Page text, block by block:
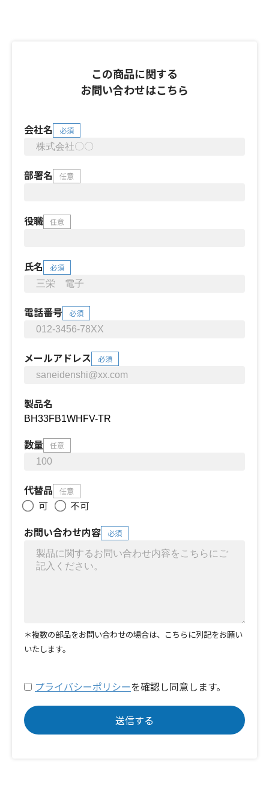
この商品に関する
お問い合わせはこちら
会社名 必須
部署名 任意
役職 任意
氏名 必須
電話番号 必須
メールアドレス 必須
製品名
数量 任意
代替品 任意
可
不可
お問い合わせ内容
必須
＊複数の部品をお問い合わせの場合は、こちらに列記をお願い
いたします。
プライバシーポリシーを確認し同意します。